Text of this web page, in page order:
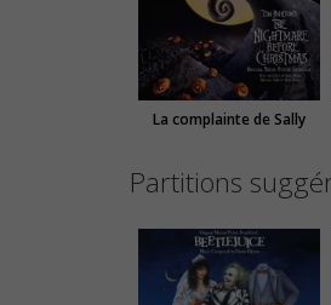
La complainte de Sally
Partitions